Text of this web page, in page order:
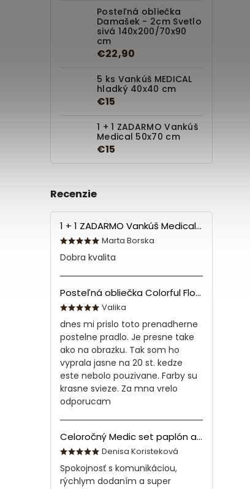
Posteľná obliečka
Damašek - 2cm Svetlo
sivá 140x200/70x90
cm
€22,90
5 ks Vankúš MEDICAL
hladký 40x40 cm
€15
1 + 1 ZADARMO Vankúš
Medical 50x70 cm
€15
Recenzie
1 + 1 ZADARMO Vankúš Medical 70x90 cm
Marta Borska
Dobra kvalita
Posteľná obliečka Colorful Flowers Modrá 140x200/70x90 cm
Valika
dnes mi prislo toto prenadherne
postelne pradlo. Je presne take
ako na obrazku. Tak som ho
vyprala jasne na 20 st. kedze
este nebolo pouzivane. Farby su
krasne svieze. Za mna vrelo
odporucam
Celoročný Medic set paplón a vankúš z bavlny
Denisa Koristeková
Spokojnosť s komunikáciou,
rýchlym dodaním a super